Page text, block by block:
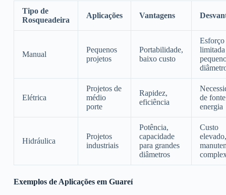
Tipo de
Rosqueadeira
Aplicações Vantagens
Manual
Pequenos
projetos
Portabilidade,
baixo custo
limitada
Elétrica
Projetos de
médio
porte
Rapidez,
eficiência
de
energia
Hidráulica
Projetos
industriais
Potência,
capacidade
para grandes
diâmetros
Custo
elevado,
Exemplos de Aplicações em Guareí